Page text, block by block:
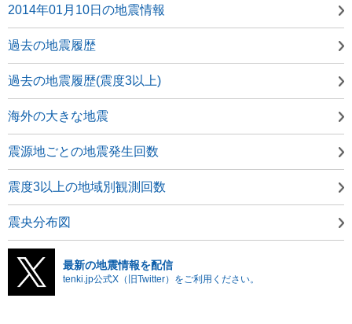
2014年01月10日の地震情報
過去の地震履歴
過去の地震履歴(震度3以上)
海外の大きな地震
震源地ごとの地震発生回数
震度3以上の地域別観測回数
震央分布図
最新の地震情報を配信
tenki.jp公式X（旧Twitter）をご利用ください。